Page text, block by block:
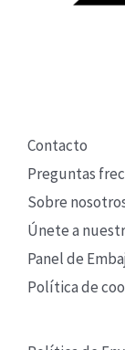
Contacto
Preguntas
Sobre
Únete a
Panel de
Política de